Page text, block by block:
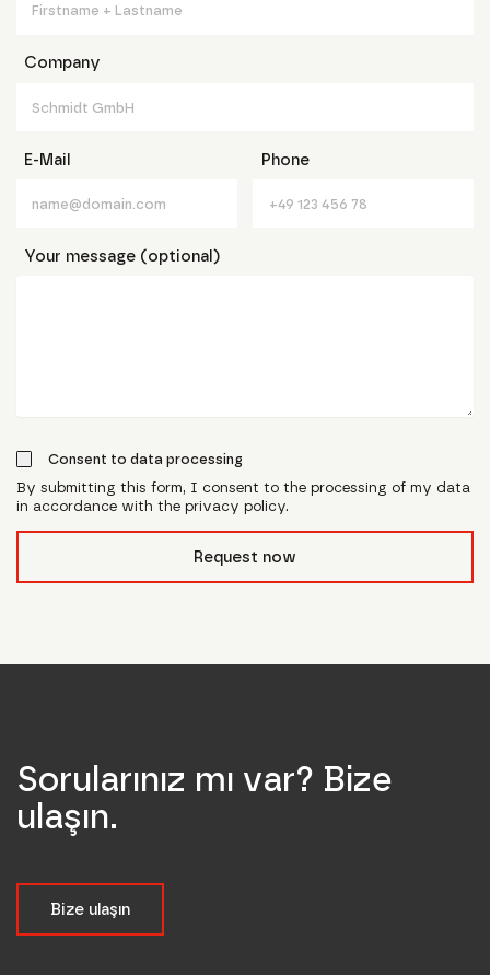
Company
E-Mail Phone
Your message (optional)
Consent to data processing
By submitting this form, I consent to the processing of my data
in accordance with the privacy policy.
Request now
Sorularınız mı var? Bize
ulaşın.
Bize ulaşın